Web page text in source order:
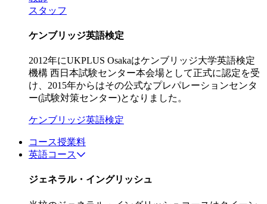
スタッフ
ケンブリッジ英語検定
2012年にUKPLUS Osakaはケンブリッジ大学英語検定
機構 西日本試験センター本会場として正式に認定を受
け、2015年からはその公式なプレパレーションセンタ
ー(試験対策センター)となりました。
ケンブリッジ英語検定
コース授業料
英語コース
ジェネラル・イングリッシュ